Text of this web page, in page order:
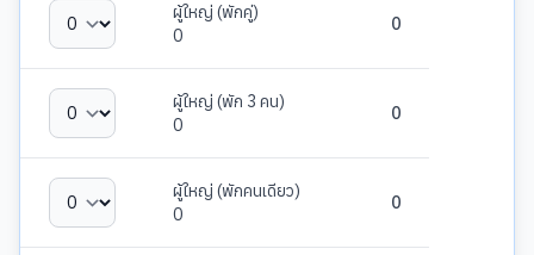
ผู้ใหญ่ (พักคู่)
0
0
ผู้ใหญ่ (พัก 3 คน)
0
0
ผู้ใหญ่ (พักคนเดียว)
0
0